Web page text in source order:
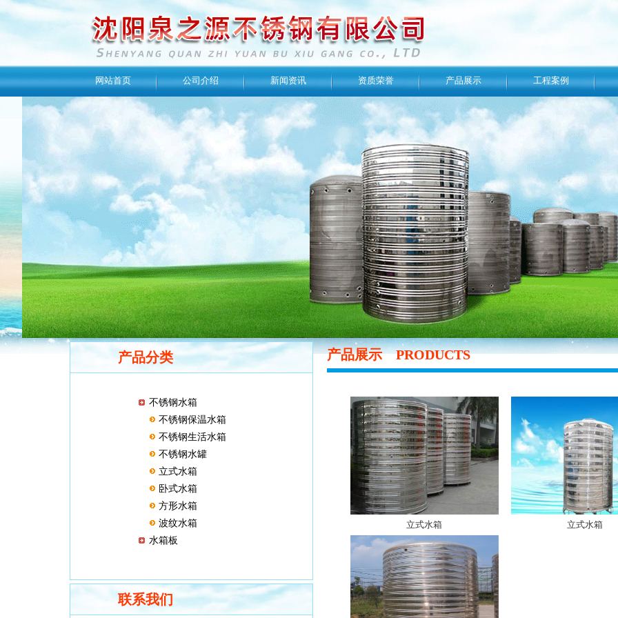
网站首页 公司介绍 新闻资讯 资质荣誉 产品展示 工程案例
产品分类
不锈钢水箱
不锈钢保温水箱
不锈钢生活水箱
不锈钢水罐
立式水箱
卧式水箱
方形水箱
波纹水箱
水箱板
联系我们
产品展示PRODUCTS
立式水箱 立式水箱